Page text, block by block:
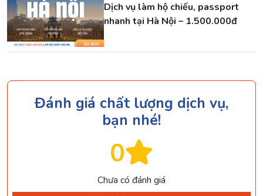
Dịch vụ làm hộ chiếu, passport
nhanh tại Hà Nội – 1.500.000đ
Đánh giá chất lượng dịch vụ,
bạn nhé!
0
Chưa có đánh giá